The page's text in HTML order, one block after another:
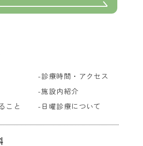
診療時間・アクセス
施設内紹介
こと
日曜診療について